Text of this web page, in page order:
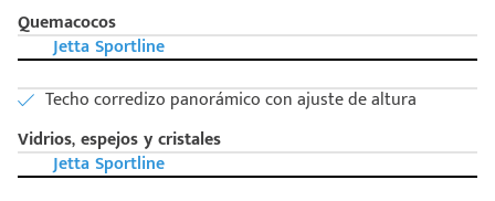
Quemacocos
Jetta Sportline
Techo corredizo panorámico con ajuste de altura
Vidrios, espejos y cristales
Jetta Sportline